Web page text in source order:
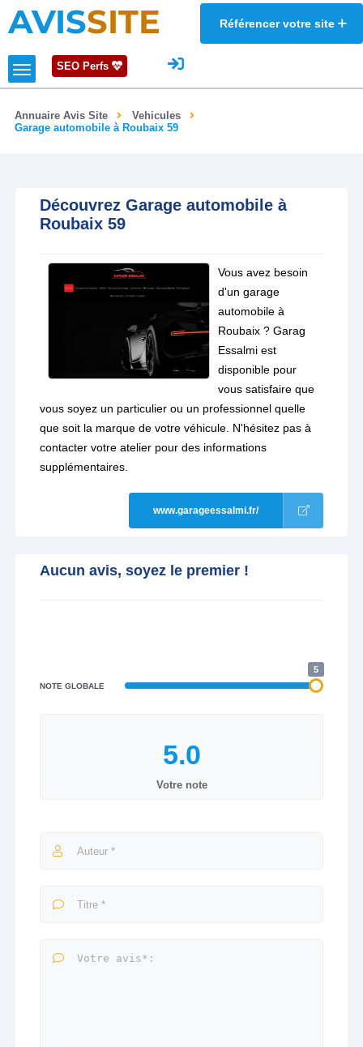
AVISSITE Référencer votre site
SEO Perfs
Annuaire Avis Site
Vehicules
Garage automobile à Roubaix 59
Découvrez Garage automobile à
Roubaix 59
Vous avez besoin
d'un garage
automobile à
Roubaix ? Garag
Essalmi est
disponible pour
vous satisfaire que
vous soyez un particulier ou un professionnel quelle
que soit la marque de votre véhicule. N'hésitez pas à
contacter votre atelier pour des informations
supplémentaires.
www.garageessalmi.fr/
Aucun avis, soyez le premier !
NOTE GLOBALE
5
Votre note